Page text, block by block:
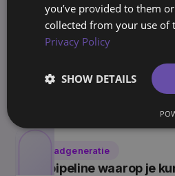
Leadgeneratie
Waarom je beste
draaien
Leadgeneratie
De pipeline waarop je
you’ve provided to them
collected from your use of
Privacy Policy
SHOW DETAILS